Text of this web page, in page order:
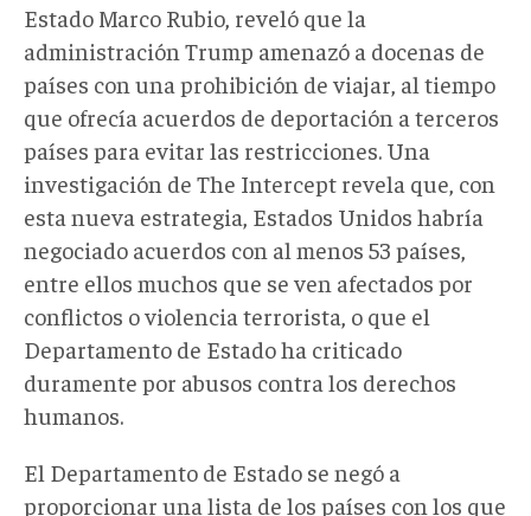
Estado Marco Rubio, reveló que la
administración Trump amenazó a docenas de
países con una prohibición de viajar, al tiempo
que ofrecía acuerdos de deportación a terceros
países para evitar las restricciones. Una
investigación de The Intercept revela que, con
esta nueva estrategia, Estados Unidos habría
negociado acuerdos con al menos 53 países,
entre ellos muchos que se ven afectados por
conflictos o violencia terrorista, o que el
Departamento de Estado ha criticado
duramente por abusos contra los derechos
humanos.
El Departamento de Estado se negó a
proporcionar una lista de los países con los que